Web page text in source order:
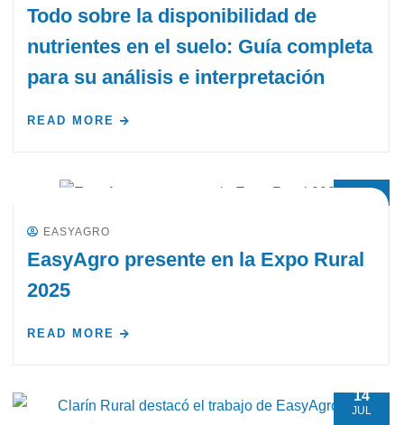
Todo sobre la disponibilidad de
nutrientes en el suelo: Guía completa
para su análisis e interpretación
READ MORE
EASYAGRO
EasyAgro presente en la Expo Rural
2025
READ MORE
14
JUL